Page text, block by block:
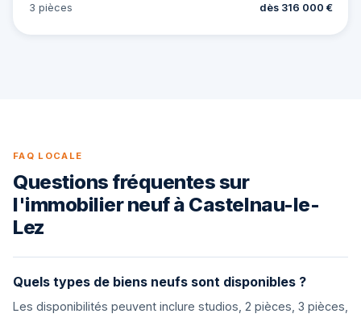
3 pièces
dès 316 000 €
FAQ LOCALE
Questions fréquentes sur
l'immobilier neuf à Castelnau-le-
Lez
Quels types de biens neufs sont disponibles ?
Les disponibilités peuvent inclure studios, 2 pièces, 3 pièces,